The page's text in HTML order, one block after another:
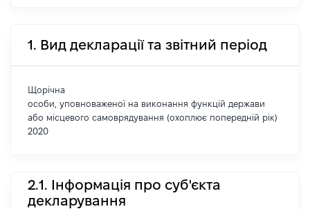
1. Вид декларації та звітний період
Щорічна
особи, уповноваженої на виконання функцій держави
або місцевого самоврядування (охоплює попередній рік)
2020
2.1. Інформація про суб'єкта
декларування